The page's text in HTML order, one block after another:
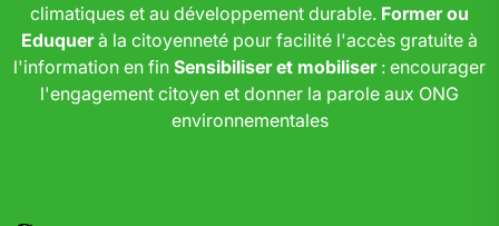
climatiques et au développement durable. Former ou
Eduquerà la citoyenneté pour facilité l'accès gratuite à
l'information en fin Sensibiliser et mobiliser: encourager
l'engagement citoyen et donner la parole aux ONG
environnementales